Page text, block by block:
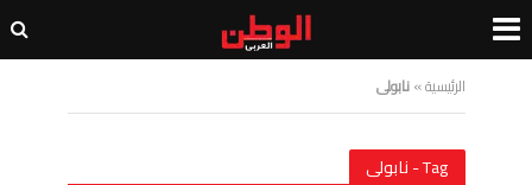
الرئيسية»نابولى
Tag - نابولى